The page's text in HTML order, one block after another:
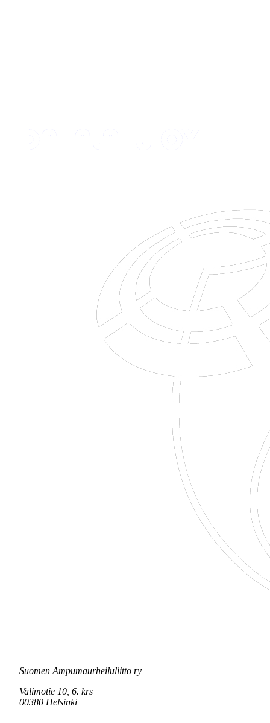
Suomen Ampumaurheiluliitto ry
Valimotie 10, 6. krs
00380 Helsinki